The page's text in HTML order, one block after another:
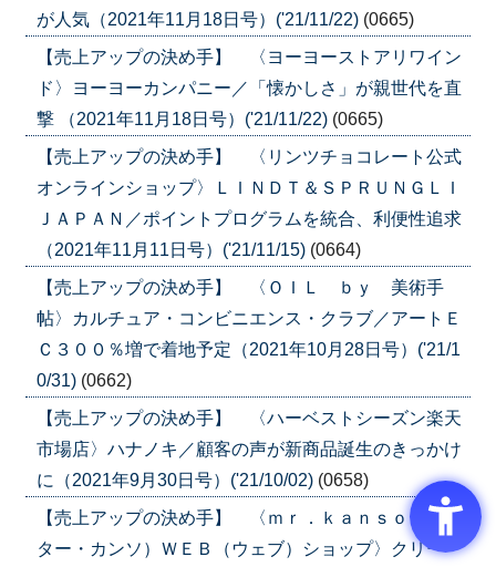
が人気（2021年11月18日号）('21/11/22) (0665)
【売上アップの決め手】 〈ヨーヨーストアリワイン
ド〉ヨーヨーカンパニー／「懐かしさ」が親世代を直
撃 （2021年11月18日号）('21/11/22) (0665)
【売上アップの決め手】 〈リンツチョコレート公式
オンラインショップ〉ＬＩＮＤＴ＆ＳＰＲＵＮＧＬＩ
ＪＡＰＡＮ／ポイントプログラムを統合、利便性追求
（2021年11月11日号）('21/11/15) (0664)
【売上アップの決め手】 〈ＯＩＬ ｂｙ 美術手
帖〉カルチュア・コンビニエンス・クラブ／アートＥ
Ｃ３００％増で着地予定（2021年10月28日号）('21/1
0/31) (0662)
【売上アップの決め手】 〈ハーベストシーズン楽天
市場店〉ハナノキ／顧客の声が新商品誕生のきっかけ
に（2021年9月30日号）('21/10/02) (0658)
【売上アップの決め手】 〈ｍｒ．ｋａｎｓｏ（ミス
ター・カンソ）ＷＥＢ（ウェブ）ショップ〉クリー